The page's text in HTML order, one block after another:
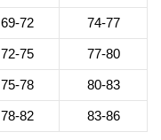
69-72 74-77
72-75 77-80
75-78 80-83
78-82 83-86